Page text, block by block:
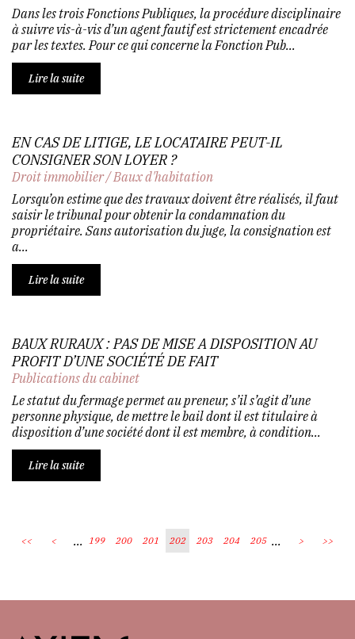
Dans les trois Fonctions Publiques, la procédure disciplinaire
à suivre vis-à-vis d’un agent fautif est strictement encadrée
par les textes. Pour ce qui concerne la Fonction Pub...
Lire la suite
EN CAS DE LITIGE, LE LOCATAIRE PEUT-IL
CONSIGNER SON LOYER ?
Droit immobilier/Baux d'habitation
Lorsqu’on estime que des travaux doivent être réalisés, il faut
saisir le tribunal pour obtenir la condamnation du
propriétaire. Sans autorisation du juge, la consignation est
a...
Lire la suite
BAUX RURAUX : PAS DE MISE A DISPOSITION AU
PROFIT D’UNE SOCIÉTÉ DE FAIT
Publications du cabinet
Le statut du fermage permet au preneur, s’il s’agit d’une
personne physique, de mettre le bail dont il est titulaire à
disposition d’une société dont il est membre, à condition...
Lire la suite
<< < ... 199 200 201 202 203 204 205 ... > >>